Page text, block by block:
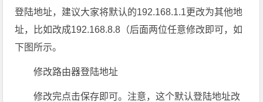
登陆地址，建议大家将默认的192.168.1.1更改为其他地
址，比如改成192.168.8.8（后面两位任意修改即可，如
下图所示。
修改路由器登陆地址
修改完点击保存即可。注意，这个默认登陆地址改